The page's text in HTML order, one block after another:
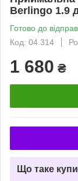
Berlingo 1.9
Готово до
Код: 04.314
1 680 ₴
Що таке